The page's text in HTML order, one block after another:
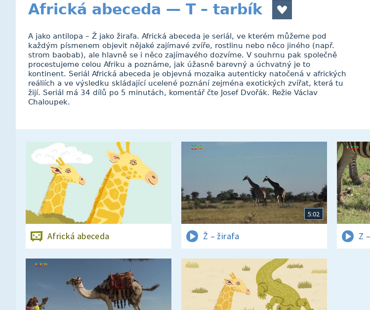
Africká abeceda — T – tarbík
A jako antilopa – Ž jako žirafa. Africká abeceda je seriál, ve kterém můžeme pod
každým písmenem objevit nějaké zajímavé zvíře, rostlinu nebo něco jiného (např.
strom baobab), ale hlavně se i něco zajímavého dozvíme. V souhrnu pak společně
procestujeme celou Afriku a poznáme, jak úžasně barevný a úchvatný je to
kontinent. Seriál Africká abeceda je objevná mozaika autenticky natočená v afrických
reáliích a ve výsledku skládající ucelené poznání zejména exotických zvířat, která tu
žijí. Seriál má 34 dílů po 5 minutách, komentář čte Josef Dvořák. Režie Václav
Chaloupek.
Africká abeceda
5:02
Ž – žirafa Z